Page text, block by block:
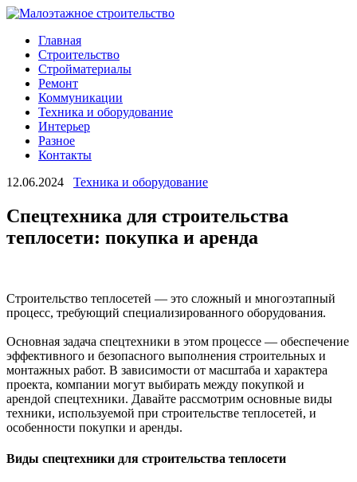
Главная
Строительство
Стройматериалы
Ремонт
Коммуникации
Техника и оборудование
Интерьер
Разное
Контакты
12.06.2024
Техника и оборудование
Спецтехника для строительства
теплосети: покупка и аренда
Строительство теплосетей — это сложный и многоэтапный
процесс, требующий специализированного оборудования.
Основная задача спецтехники в этом процессе — обеспечение
эффективного и безопасного выполнения строительных и
монтажных работ. В зависимости от масштаба и характера
проекта, компании могут выбирать между покупкой и
арендой спецтехники. Давайте рассмотрим основные виды
техники, используемой при строительстве теплосетей, и
особенности покупки и аренды.
Виды спецтехники для строительства теплосети